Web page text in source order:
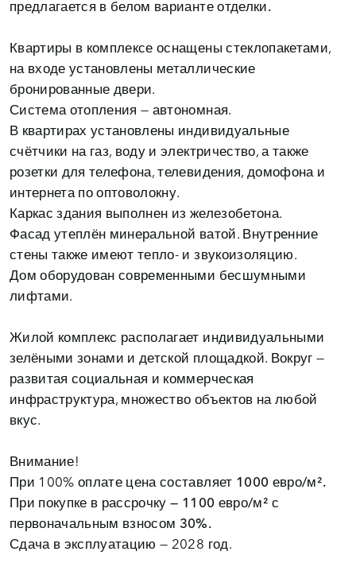
предлагается в белом варианте отделки.
Квартиры в комплексе оснащены стеклопакетами,
на входе установлены металлические
бронированные двери.
Система отопления — автономная.
В квартирах установлены индивидуальные
счётчики на газ, воду и электричество, а также
розетки для телефона, телевидения, домофона и
интернета по оптоволокну.
Каркас здания выполнен из железобетона.
Фасад утеплён минеральной ватой. Внутренние
стены также имеют тепло- и звукоизоляцию.
Дом оборудован современными бесшумными
лифтами.
Жилой комплекс располагает индивидуальными
зелёными зонами и детской площадкой. Вокруг —
развитая социальная и коммерческая
инфраструктура, множество объектов на любой
вкус.
Внимание!
При 100% оплате цена составляет 1000 евро/м².
При покупке в рассрочку — 1100 евро/м² с
первоначальным взносом 30%.
Сдача в эксплуатацию — 2028 год.